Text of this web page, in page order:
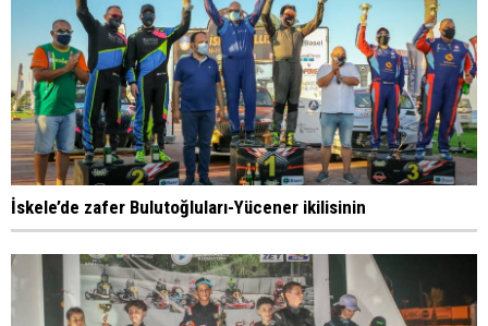
İskele’de zafer Bulutoğluları-Yücener ikilisinin